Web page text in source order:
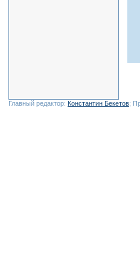
Главный редактор: Константин Бекетов;